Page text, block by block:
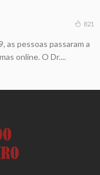
821
as pessoas passaram a
online. O Dr....